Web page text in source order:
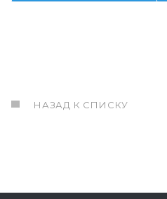
НАЗАД К СПИСКУ